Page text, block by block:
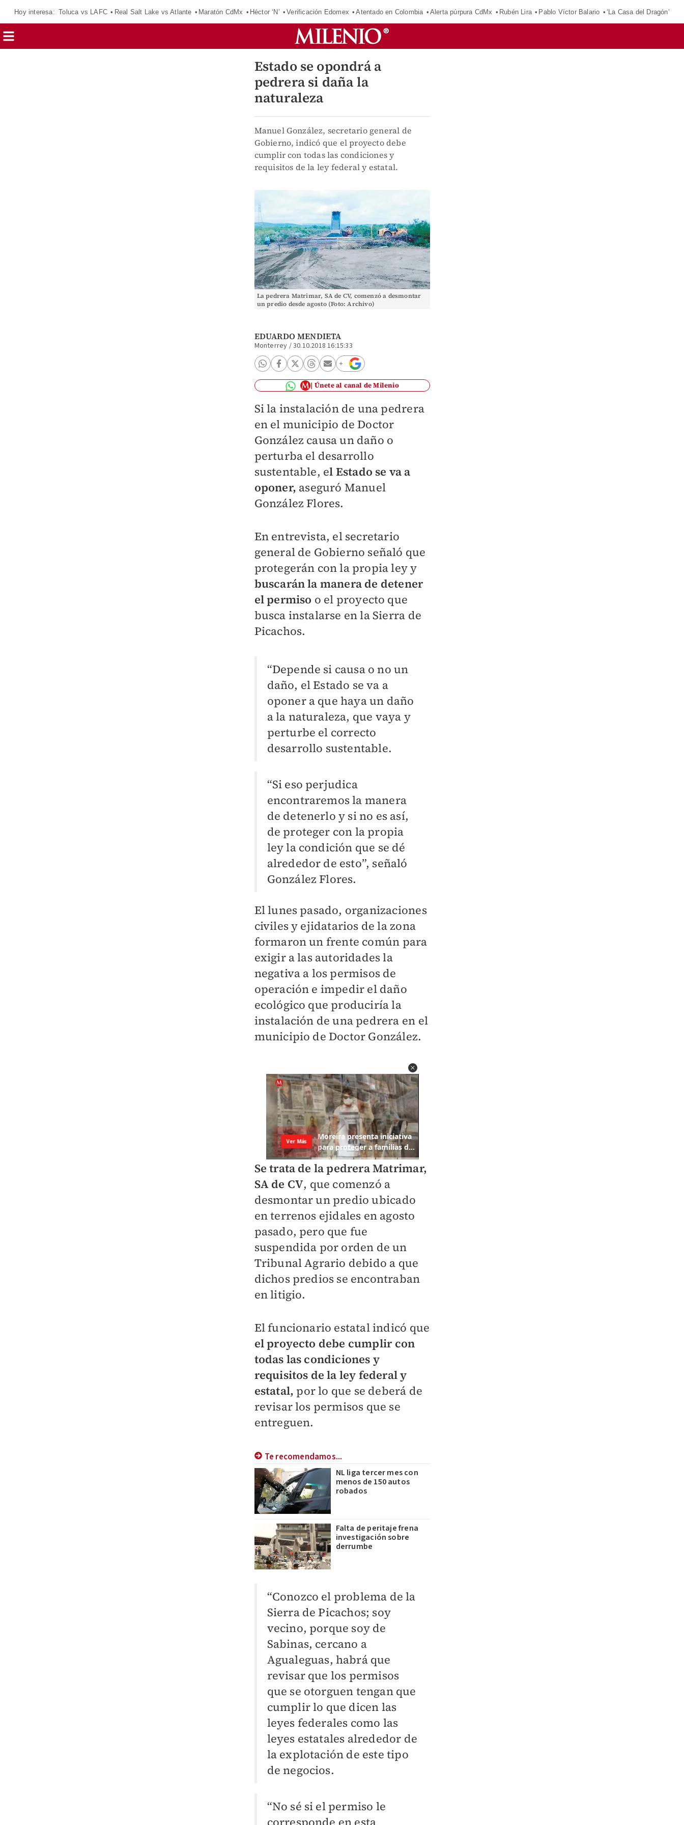
Hoy interesa: Toluca vs LAFC Real Salt Lake vs Atlante Maratón CdMx Héctor ‘N’ Verificación Edomex Atentado en Colombia Alerta púrpura CdMx Rubén Lira Pablo Víctor Balario ‘La Casa del Dragón’
Estado se opondrá a
pedrera si daña la
naturaleza
Manuel González, secretario general de
Gobierno, indicó que el proyecto debe
cumplir con todas las condiciones y
requisitos de la ley federal y estatal.
La pedrera Matrimar, SA de CV, comenzó a desmontar
un predio desde agosto (Foto: Archivo)
EDUARDO MENDIETA
Monterrey /30.10.2018 16:15:33
Únete al canal de Milenio
Si la instalación de una pedrera
en el municipio de Doctor
González causa un daño o
perturba el desarrollo
sustentable, el Estado se va a
oponer, aseguró Manuel
González Flores.
En entrevista, el secretario
general de Gobierno señaló que
protegerán con la propia ley y
buscarán la manera de detener
el permiso o el proyecto que
busca instalarse en la Sierra de
Picachos.
“Depende si causa o no un
daño, el Estado se va a
oponer a que haya un daño
a la naturaleza, que vaya y
perturbe el correcto
desarrollo sustentable.
“Si eso perjudica
encontraremos la manera
de detenerlo y si no es así,
de proteger con la propia
ley la condición que se dé
alrededor de esto”, señaló
González Flores.
El lunes pasado, organizaciones
civiles y ejidatarios de la zona
formaron un frente común para
exigir a las autoridades la
negativa a los permisos de
operación e impedir el daño
ecológico que produciría la
instalación de una pedrera en el
municipio de Doctor González.
Se trata de la pedrera Matrimar,
SA de CV, que comenzó a
desmontar un predio ubicado
en terrenos ejidales en agosto
pasado, pero que fue
suspendida por orden de un
Tribunal Agrario debido a que
dichos predios se encontraban
en litigio.
El funcionario estatal indicó que
el proyecto debe cumplir con
todas las condiciones y
requisitos de la ley federal y
estatal, por lo que se deberá de
revisar los permisos que se
entreguen.
Te recomendamos...
NL liga tercer mes con
menos de 150 autos
robados
Falta de peritaje frena
investigación sobre
derrumbe
“Conozco el problema de la
Sierra de Picachos; soy
vecino, porque soy de
Sabinas, cercano a
Agualeguas, habrá que
revisar que los permisos
que se otorguen tengan que
cumplir lo que dicen las
leyes federales como las
leyes estatales alrededor de
la explotación de este tipo
de negocios.
“No sé si el permiso le